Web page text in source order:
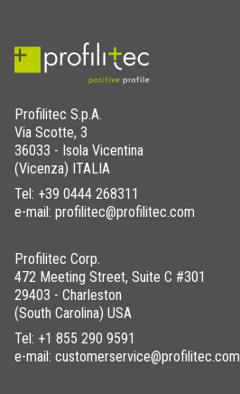
Profilitec S.p.A.
Via Scotte, 3
36033 - Isola Vicentina
(Vicenza) ITALIA
Tel: +39 0444 268311
e-mail: profilitec@profilitec.com
Profilitec Corp.
472 Meeting Street, Suite C #301
29403 - Charleston
(South Carolina) USA
Tel: +1 855 290 9591
e-mail: customerservice@profilitec.com